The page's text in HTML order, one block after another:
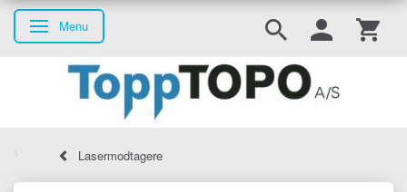
Skifte navigation
Menu
Lasermodtagere